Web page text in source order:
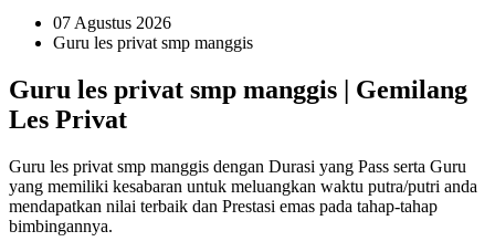
07 Agustus 2026
Guru les privat smp manggis
Guru les privat smp manggis | Gemilang
Les Privat
Guru les privat smp manggis dengan Durasi yang Pass serta Guru
yang memiliki kesabaran untuk meluangkan waktu putra/putri anda
mendapatkan nilai terbaik dan Prestasi emas pada tahap-tahap
bimbingannya.